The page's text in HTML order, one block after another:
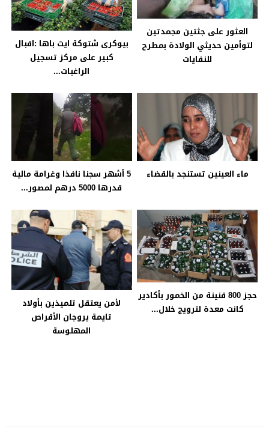
العثور على جثتين مجمدتين
لتوأمين حديثي الولادة بمطرح
للنفايات
بيوكرى شتوكة ايت باها :اقبال
كبير على مركز تسجيل
الراغبات...
ماء العينين تستنجد بالقضاء
5 أشهر سجنا نافذا وغرامة مالية
قدرها 5000 درهم لمصور...
حجز 800 قنينة من الخمور بأكادير
كانت معدة لترويج خلال...
لأمن يعتقل تلميذين بأولاد
تايمة يروجان الأقراص
المهلوسة